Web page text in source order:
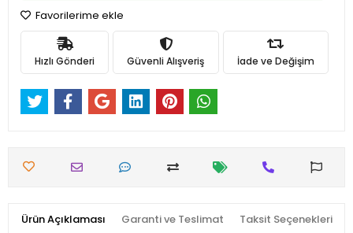
Favorilerime ekle
Hızlı Gönderi Güvenli Alışveriş İade ve Değişim
Ürün Açıklaması Garanti ve Teslimat Taksit Seçenekleri